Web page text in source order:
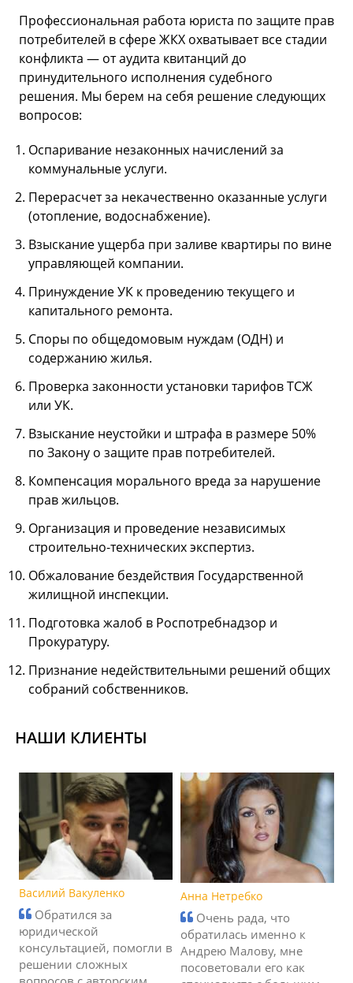
Профессиональная работа юриста по защите прав
потребителей в сфере ЖКХ охватывает все стадии
конфликта — от аудита квитанций до
принудительного исполнения судебного
решения. Мы берем на себя решение следующих
вопросов:
Оспаривание незаконных начислений за
коммунальные услуги.
Перерасчет за некачественно оказанные услуги
(отопление, водоснабжение).
Взыскание ущерба при заливе квартиры по вине
управляющей компании.
Принуждение УК к проведению текущего и
капитального ремонта.
Споры по общедомовым нуждам (ОДН) и
содержанию жилья.
Проверка законности установки тарифов ТСЖ
или УК.
Взыскание неустойки и штрафа в размере 50%
по Закону о защите прав потребителей.
Компенсация морального вреда за нарушение
прав жильцов.
Организация и проведение независимых
строительно-технических экспертиз.
Обжалование бездействия Государственной
жилищной инспекции.
Подготовка жалоб в Роспотребнадзор и
Прокуратуру.
Признание недействительными решений общих
собраний собственников.
НАШИ КЛИЕНТЫ
Василий Вакуленко
Обратился за
юридической
консультацией, помогли в
решении сложных
Анна Нетребко
Очень рада, что
обратилась именно к
Андрею Малову, мне
посоветовали его как